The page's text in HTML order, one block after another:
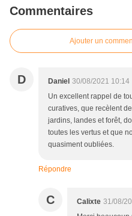
Commentaires
Ajouter un
D Daniel 30/08/2021 10:14
Un excellent rappel de
curatives, que recèlent
jardins, landes et forêt,
toutes les vertus et que
quasiment oubliées.
Répondre
C Calixte 31/08/